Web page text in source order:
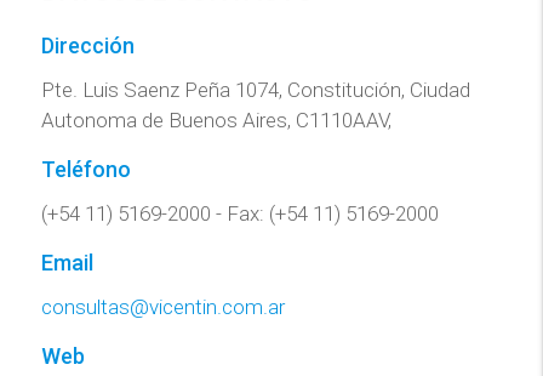
Dirección
Pte. Luis Saenz Peña 1074, Constitución, Ciudad
Autonoma de Buenos Aires, C1110AAV,
Teléfono
(+54 11) 5169-2000 - Fax: (+54 11) 5169-2000
Email
consultas@vicentin.com.ar
Web